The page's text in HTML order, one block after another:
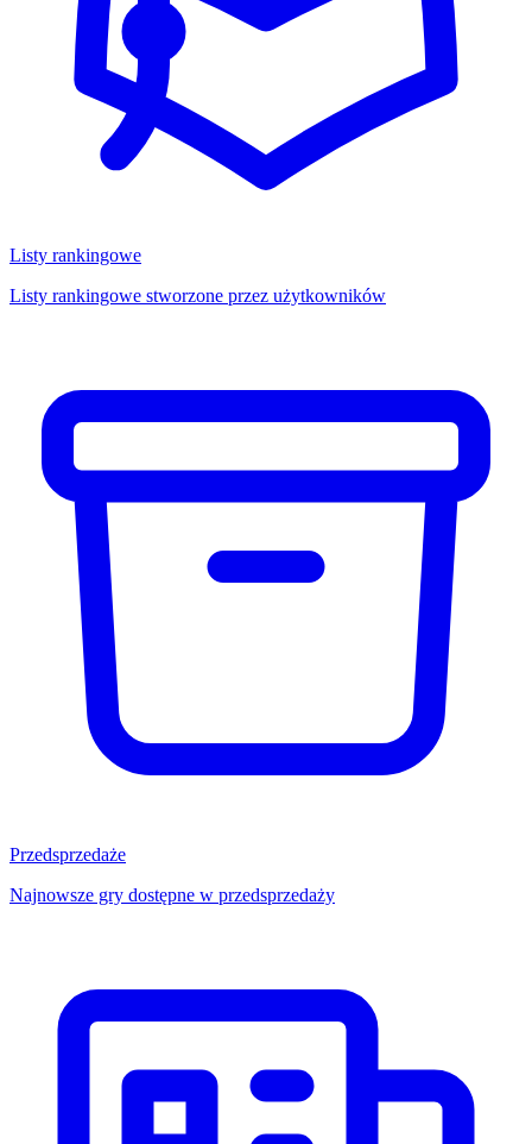
Listy rankingowe
Listy rankingowe stworzone przez użytkowników
Przedsprzedaże
Najnowsze gry dostępne w przedsprzedaży